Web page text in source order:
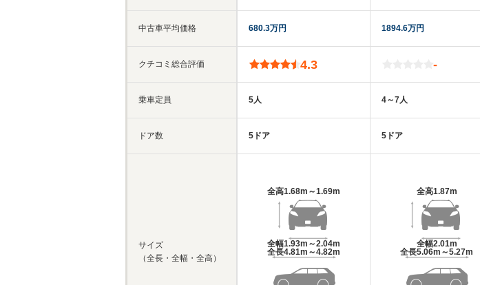
中古車平均価格
クチコミ総合評価
乗車定員
ドア数
サイズ
（全長・全幅・全高）
680.3万円
4.3
5人
5ドア
全高1.68m～1.69m
全幅1.93m～2.04m
全長4.81m～4.82m
1894.6万円
-
4～7人
5ドア
全高1.87m
全幅2.01m
全長5.06m～5.27m